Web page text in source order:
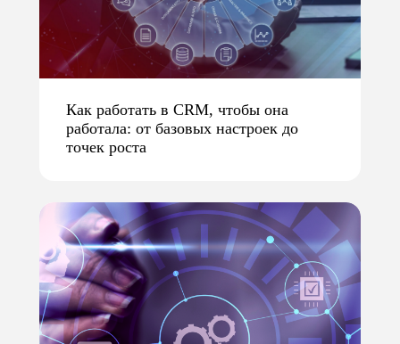
Как работать в CRM, чтобы она
работала: от базовых настроек до
точек роста